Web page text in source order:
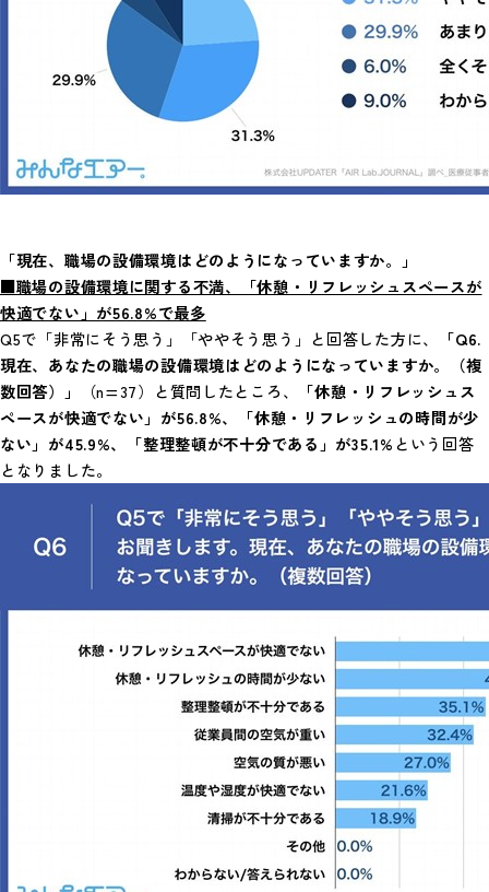
「現在、職場の設備環境はどのようになっていますか。」
■職場の設備環境に関する不満、「休憩・リフレッシュスペースが
快適でない」が56.8%で最多
Q5で「非常にそう思う」「ややそう思う」と回答した方に、
「Q6.
現在、あなたの職場の設備環境はどのようになっていますか。（複
数回答）」
（n=37）と質問したところ、
「休憩・リフレッシュス
ペースが快適でない」が56.8%、「休憩・リフレッシュの時間が少
ない」が45.9%、「整理整頓が不十分である」が35.1%という回答
となりました。